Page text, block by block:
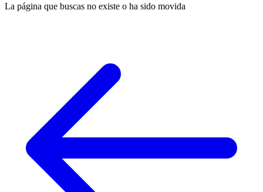
La página que buscas no existe o ha sido movida